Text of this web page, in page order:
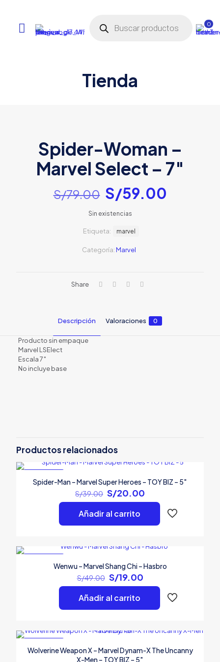
productos
0
Tienda
Spider-Woman –
Marvel Select – 7″
S/79.00 El
precio
original
era:
S/79.00.
S/59.00
Sin existencias
Categoría:Marvel
Etiqueta: marvel
Share
Descripción Valoraciones 0
Producto sin empaque
Marvel LSElect
Escala 7″
No incluye base
Woman – Marvel Select – 7″”
Tu dirección de correo electrónico no será publicada.Los
Correo
electrónico*
Guarda mi nombre, correo electrónico y web en este
Productos relacionados
Spider-Man – Marvel Super Heroes – TOY BIZ – 5″
S/39.00 El
precio
original
era:
S/20.00
precio
actual
Añadir al carrito
Wenwu – Marvel Shang Chi – Hasbro
S/49.00 El
precio
original
era:
S/19.00El
precio
actual
Añadir al carrito
Wolverine Weapon X – Marvel Dynam-X The Uncanny
X-Men – TOY BIZ – 5″